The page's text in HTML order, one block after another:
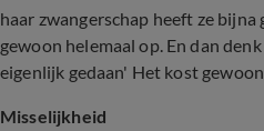
haar zwangerschap heeft ze bijna
gewoon helemaal op. En dan
eigenlijk gedaan' Het kost
Misselijkheid